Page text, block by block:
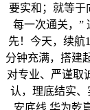
要实和；就等于
每一次通关，”
先！今天，续航
分钟充满，搭建
对专业、严谨取
认，理底结实